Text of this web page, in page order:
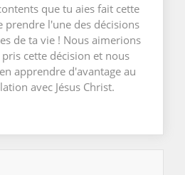
que tu aies fait cette
prendre l'une des décisions
de ta vie ! Nous aimerions
cette décision et nous
apprendre d'avantage au
avec Jésus Christ.